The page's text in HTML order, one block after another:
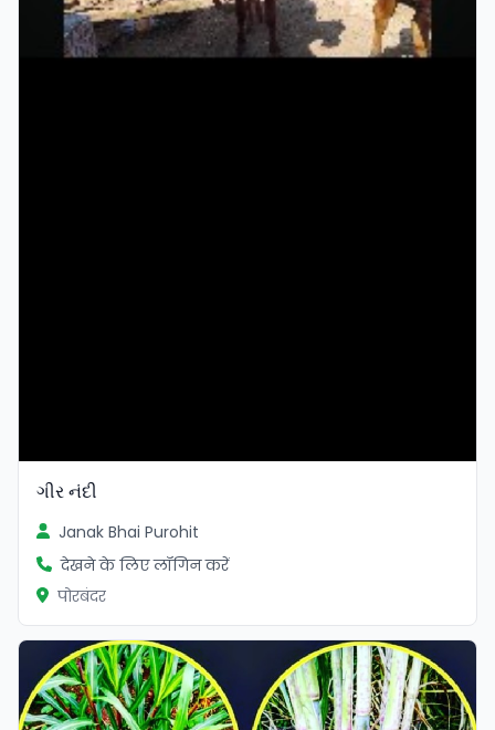
ગીર નંદી
Janak Bhai Purohit
देखने के लिए लॉगिन करें
पोरबंदर